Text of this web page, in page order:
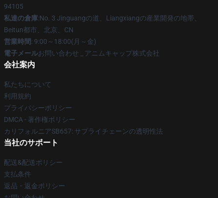
94105
私達の倉庫:No. 3 Jinguangの道、Liangxiangの産業開発の地帯、
Beitun都市、北京、CN
営業時間: 9:00～18:00(月～金)
電子メールお問い合わせ _ アニムキャップ株式会社
会社案内
私たちについて
利用規約
プライバシーポリシー
DMCA - 著作権ポリシー
カリフォルニアSB657: サプライチェーンの透明性法
当社のサポート
配送&配送ポリシー
支払条件
返品・返金ポリシー